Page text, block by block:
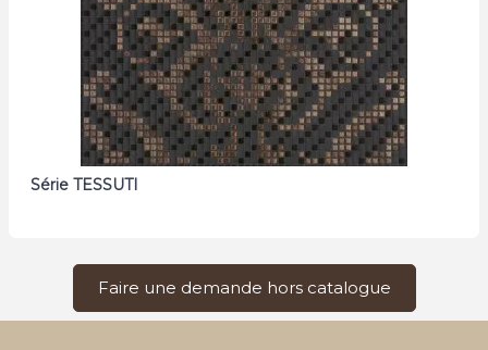
Série TESSUTI
Faire une demande hors catalogue